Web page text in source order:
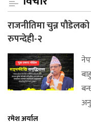
राजनीतिमा चुन्न
रुपन्देही-२
रमेश अर्याल